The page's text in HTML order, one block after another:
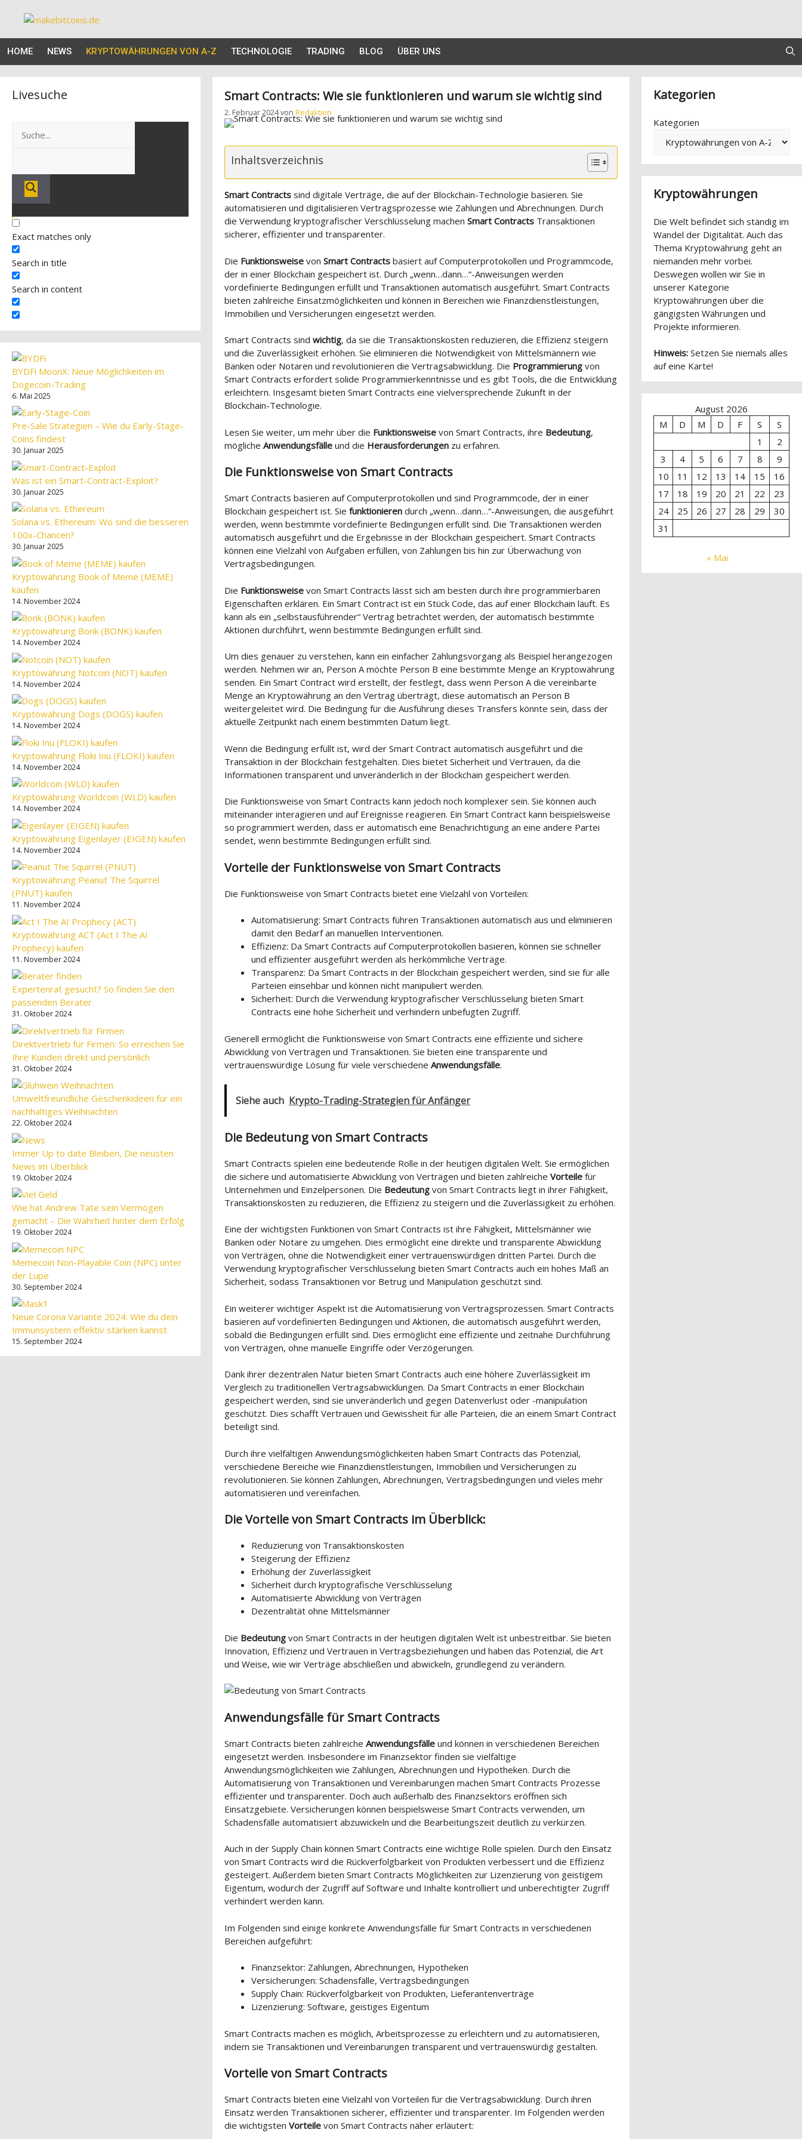
HOME NEWS KRYPTOWÄHRUNGEN VON A-Z TECHNOLOGIE TRADING BLOG ÜBER UNS
Smart Contracts: Wie sie funktionieren und warum sie wichtig sind
2. Februar 2024von Redaktion
Inhaltsverzeichnis
Smart Contracts sind digitale Verträge, die auf der Blockchain-Technologie basieren. Sie
automatisieren und digitalisieren Vertragsprozesse wie Zahlungen und Abrechnungen. Durch
die Verwendung kryptografischer Verschlüsselung machen Smart Contracts Transaktionen
sicherer, effizienter und transparenter.
Die Funktionsweise von Smart Contracts basiert auf Computerprotokollen und Programmcode,
der in einer Blockchain gespeichert ist. Durch „wenn…dann…“-Anweisungen werden
vordefinierte Bedingungen erfüllt und Transaktionen automatisch ausgeführt. Smart Contracts
bieten zahlreiche Einsatzmöglichkeiten und können in Bereichen wie Finanzdienstleistungen,
Immobilien und Versicherungen eingesetzt werden.
Smart Contracts sind wichtig, da sie die Transaktionskosten reduzieren, die Effizienz steigern
und die Zuverlässigkeit erhöhen. Sie eliminieren die Notwendigkeit von Mittelsmännern wie
Banken oder Notaren und revolutionieren die Vertragsabwicklung. Die Programmierung von
Smart Contracts erfordert solide Programmierkenntnisse und es gibt Tools, die die Entwicklung
erleichtern. Insgesamt bieten Smart Contracts eine vielversprechende Zukunft in der
Blockchain-Technologie.
Lesen Sie weiter, um mehr über die Funktionsweise von Smart Contracts, ihre Bedeutung,
mögliche Anwendungsfälle und die Herausforderungen zu erfahren.
Die Funktionsweise von Smart Contracts
Smart Contracts basieren auf Computerprotokollen und sind Programmcode, der in einer
Blockchain gespeichert ist. Sie funktionieren durch „wenn…dann…“-Anweisungen, die ausgeführt
werden, wenn bestimmte vordefinierte Bedingungen erfüllt sind. Die Transaktionen werden
automatisch ausgeführt und die Ergebnisse in der Blockchain gespeichert. Smart Contracts
können eine Vielzahl von Aufgaben erfüllen, von Zahlungen bis hin zur Überwachung von
Vertragsbedingungen.
Die Funktionsweise von Smart Contracts lässt sich am besten durch ihre programmierbaren
Eigenschaften erklären. Ein Smart Contract ist ein Stück Code, das auf einer Blockchain läuft. Es
kann als ein „selbstausführender“ Vertrag betrachtet werden, der automatisch bestimmte
Aktionen durchführt, wenn bestimmte Bedingungen erfüllt sind.
Um dies genauer zu verstehen, kann ein einfacher Zahlungsvorgang als Beispiel herangezogen
werden. Nehmen wir an, Person A möchte Person B eine bestimmte Menge an Kryptowährung
senden. Ein Smart Contract wird erstellt, der festlegt, dass wenn Person A die vereinbarte
Menge an Kryptowährung an den Vertrag überträgt, diese automatisch an Person B
weitergeleitet wird. Die Bedingung für die Ausführung dieses Transfers könnte sein, dass der
aktuelle Zeitpunkt nach einem bestimmten Datum liegt.
Wenn die Bedingung erfüllt ist, wird der Smart Contract automatisch ausgeführt und die
Transaktion in der Blockchain festgehalten. Dies bietet Sicherheit und Vertrauen, da die
Informationen transparent und unveränderlich in der Blockchain gespeichert werden.
Die Funktionsweise von Smart Contracts kann jedoch noch komplexer sein. Sie können auch
miteinander interagieren und auf Ereignisse reagieren. Ein Smart Contract kann beispielsweise
so programmiert werden, dass er automatisch eine Benachrichtigung an eine andere Partei
sendet, wenn bestimmte Bedingungen erfüllt sind.
Vorteile der Funktionsweise von Smart Contracts
Die Funktionsweise von Smart Contracts bietet eine Vielzahl von Vorteilen:
Automatisierung: Smart Contracts führen Transaktionen automatisch aus und eliminieren
damit den Bedarf an manuellen Interventionen.
Effizienz: Da Smart Contracts auf Computerprotokollen basieren, können sie schneller
und effizienter ausgeführt werden als herkömmliche Verträge.
Transparenz: Da Smart Contracts in der Blockchain gespeichert werden, sind sie für alle
Parteien einsehbar und können nicht manipuliert werden.
Sicherheit: Durch die Verwendung kryptografischer Verschlüsselung bieten Smart
Contracts eine hohe Sicherheit und verhindern unbefugten Zugriff.
Generell ermöglicht die Funktionsweise von Smart Contracts eine effiziente und sichere
Abwicklung von Verträgen und Transaktionen. Sie bieten eine transparente und
vertrauenswürdige Lösung für viele verschiedene Anwendungsfälle.
Siehe auch Krypto-Trading-Strategien für Anfänger
Die Bedeutung von Smart Contracts
Smart Contracts spielen eine bedeutende Rolle in der heutigen digitalen Welt. Sie ermöglichen
die sichere und automatisierte Abwicklung von Verträgen und bieten zahlreiche Vorteile für
Unternehmen und Einzelpersonen. Die Bedeutung von Smart Contracts liegt in ihrer Fähigkeit,
Transaktionskosten zu reduzieren, die Effizienz zu steigern und die Zuverlässigkeit zu erhöhen.
Eine der wichtigsten Funktionen von Smart Contracts ist ihre Fähigkeit, Mittelsmänner wie
Banken oder Notare zu umgehen. Dies ermöglicht eine direkte und transparente Abwicklung
von Verträgen, ohne die Notwendigkeit einer vertrauenswürdigen dritten Partei. Durch die
Verwendung kryptografischer Verschlüsselung bieten Smart Contracts auch ein hohes Maß an
Sicherheit, sodass Transaktionen vor Betrug und Manipulation geschützt sind.
Ein weiterer wichtiger Aspekt ist die Automatisierung von Vertragsprozessen. Smart Contracts
basieren auf vordefinierten Bedingungen und Aktionen, die automatisch ausgeführt werden,
sobald die Bedingungen erfüllt sind. Dies ermöglicht eine effiziente und zeitnahe Durchführung
von Verträgen, ohne manuelle Eingriffe oder Verzögerungen.
Dank ihrer dezentralen Natur bieten Smart Contracts auch eine höhere Zuverlässigkeit im
Vergleich zu traditionellen Vertragsabwicklungen. Da Smart Contracts in einer Blockchain
gespeichert werden, sind sie unveränderlich und gegen Datenverlust oder -manipulation
geschützt. Dies schafft Vertrauen und Gewissheit für alle Parteien, die an einem Smart Contract
beteiligt sind.
Durch ihre vielfältigen Anwendungsmöglichkeiten haben Smart Contracts das Potenzial,
verschiedene Bereiche wie Finanzdienstleistungen, Immobilien und Versicherungen zu
revolutionieren. Sie können Zahlungen, Abrechnungen, Vertragsbedingungen und vieles mehr
automatisieren und vereinfachen.
Die Vorteile von Smart Contracts im Überblick:
Reduzierung von Transaktionskosten
Steigerung der Effizienz
Erhöhung der Zuverlässigkeit
Sicherheit durch kryptografische Verschlüsselung
Automatisierte Abwicklung von Verträgen
Dezentralität ohne Mittelsmänner
Die Bedeutung von Smart Contracts in der heutigen digitalen Welt ist unbestreitbar. Sie bieten
Innovation, Effizienz und Vertrauen in Vertragsbeziehungen und haben das Potenzial, die Art
und Weise, wie wir Verträge abschließen und abwickeln, grundlegend zu verändern.
Anwendungsfälle für Smart Contracts
Smart Contracts bieten zahlreiche Anwendungsfälle und können in verschiedenen Bereichen
eingesetzt werden. Insbesondere im Finanzsektor finden sie vielfältige
Anwendungsmöglichkeiten wie Zahlungen, Abrechnungen und Hypotheken. Durch die
Automatisierung von Transaktionen und Vereinbarungen machen Smart Contracts Prozesse
effizienter und transparenter. Doch auch außerhalb des Finanzsektors eröffnen sich
Einsatzgebiete. Versicherungen können beispielsweise Smart Contracts verwenden, um
Schadensfälle automatisiert abzuwickeln und die Bearbeitungszeit deutlich zu verkürzen.
Auch in der Supply Chain können Smart Contracts eine wichtige Rolle spielen. Durch den Einsatz
von Smart Contracts wird die Rückverfolgbarkeit von Produkten verbessert und die Effizienz
gesteigert. Außerdem bieten Smart Contracts Möglichkeiten zur Lizenzierung von geistigem
Eigentum, wodurch der Zugriff auf Software und Inhalte kontrolliert und unberechtigter Zugriff
verhindert werden kann.
Im Folgenden sind einige konkrete Anwendungsfälle für Smart Contracts in verschiedenen
Bereichen aufgeführt:
Finanzsektor: Zahlungen, Abrechnungen, Hypotheken
Versicherungen: Schadensfälle, Vertragsbedingungen
Supply Chain: Rückverfolgbarkeit von Produkten, Lieferantenverträge
Lizenzierung: Software, geistiges Eigentum
Smart Contracts machen es möglich, Arbeitsprozesse zu erleichtern und zu automatisieren,
indem sie Transaktionen und Vereinbarungen transparent und vertrauenswürdig gestalten.
Vorteile von Smart Contracts
Smart Contracts bieten eine Vielzahl von Vorteilen für die Vertragsabwicklung. Durch ihren
Einsatz werden Transaktionen sicherer, effizienter und transparenter. Im Folgenden werden
die wichtigsten Vorteile von Smart Contracts näher erläutert:
Livesuche
Exact matches only
Search in title
Search in content
BYDFi MoonX: Neue Möglichkeiten im
Dogecoin-Trading
6. Mai 2025
Pre-Sale Strategien – Wie du Early-Stage-
Coins findest
30. Januar 2025
Was ist ein Smart-Contract-Exploit?
30. Januar 2025
Solana vs. Ethereum: Wo sind die besseren
100x-Chancen?
30. Januar 2025
Kryptowährung Book of Meme (MEME)
kaufen
14. November 2024
Kryptowährung Bonk (BONK) kaufen
14. November 2024
Kryptowährung Notcoin (NOT) kaufen
14. November 2024
Kryptowährung Dogs (DOGS) kaufen
14. November 2024
Kryptowährung Floki Inu (FLOKI) kaufen
14. November 2024
Kryptowährung Worldcoin (WLD) kaufen
14. November 2024
Kryptowährung Eigenlayer (EIGEN) kaufen
14. November 2024
Kryptowährung Peanut The Squirrel
(PNUT) kaufen
11. November 2024
Kryptowährung ACT (Act I The AI
Prophecy) kaufen
11. November 2024
Expertenrat gesucht? So finden Sie den
passenden Berater
31. Oktober 2024
Direktvertrieb für Firmen: So erreichen Sie
Ihre Kunden direkt und persönlich
31. Oktober 2024
Umweltfreundliche Geschenkideen für ein
nachhaltiges Weihnachten
22. Oktober 2024
Immer Up to date Bleiben, Die neusten
News im Überblick
19. Oktober 2024
Wie hat Andrew Tate sein Vermögen
gemacht – Die Wahrheit hinter dem Erfolg
19. Oktober 2024
Memecoin Non-Playable Coin (NPC) unter
der Lupe
30. September 2024
Neue Corona Variante 2024: Wie du dein
Immunsystem effektiv stärken kannst
15. September 2024
Kategorien
Kategorien
Kryptowährungen
Die Welt befindet sich ständig im
Wandel der Digitalität. Auch das
Thema Kryptowährung geht an
niemanden mehr vorbei.
Deswegen wollen wir Sie in
unserer Kategorie
Kryptowährungen über die
gängigsten Währungen und
Projekte informieren.
Hinweis: Setzen Sie niemals alles
auf eine Karte!
August 2026
M
D M D F S
S
1
2
3
4 5 6 7 8
9
10
11 12 13 14 15
16
17
18 19 20 21 22
23
24
25 26 27 28 29
30
31
« Mai